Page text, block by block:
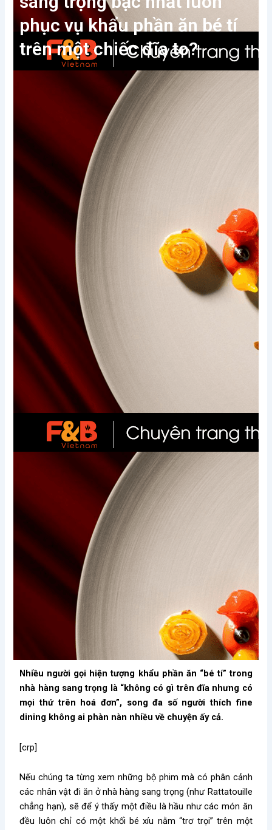
phục vụ khẩu phần ăn bé tí
trên một chiếc đĩa to?
Nhiều người gọi hiện tượng khẩu phần ăn “bé tí” trong
nhà hàng sang trọng là “không có gì trên đĩa nhưng có
mọi thứ trên hoá đơn”, song đa số người thích fine
dining không ai phàn nàn nhiều về chuyện ấy cả.
[crp]
Nếu chúng ta từng xem những bộ phim mà có phân cảnh
các nhân vật đi ăn ở nhà hàng sang trọng (như Rattatouille
chẳng hạn), sẽ để ý thấy một điều là hầu như các món ăn
đều luôn chỉ có một khối bé xíu nằm “trơ trọi” trên một